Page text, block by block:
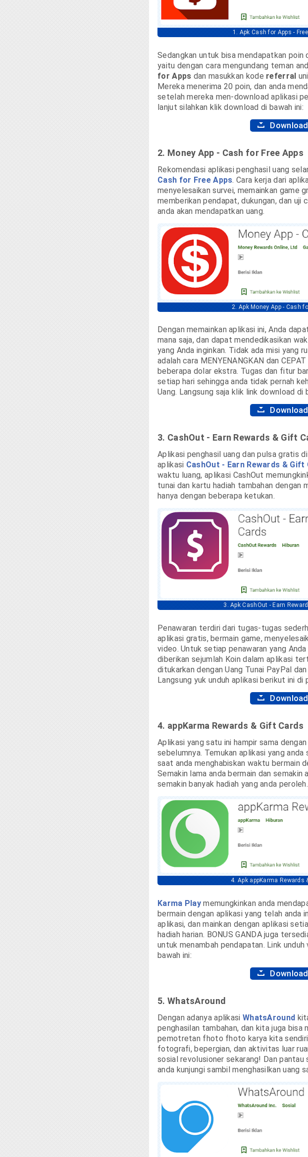
1. Apk Cash for Apps -
Sedangkan untuk bisa mendapatkan
yaitu dengan cara mengundang teman
for Apps dan masukkan kode referral
Mereka menerima 20 poin, dan anda
setelah mereka men-download aplikasi
lanjut silahkan klik download di bawah ini:
Download
2. Money App - Cash for Free Apps
Rekomendasi aplikasi penghasil uang
Cash for Free Apps. Cara kerja dari
menyelesaikan survei, memainkan game
memberikan pendapat, dukungan, dan uji
anda akan mendapatkan uang.
2. Apk Money App - Cash
Dengan memainkan aplikasi ini, Anda
mana saja, dan dapat mendedikasikan
yang Anda inginkan. Tidak ada misi yang
adalah cara MENYENANGKAN dan
beberapa dolar ekstra. Tugas dan fitur
setiap hari sehingga anda tidak pernah
Uang. Langsung saja klik link download di
Download
3. CashOut - Earn Rewards & Gift
Aplikasi penghasil uang dan pulsa gratis
aplikasi CashOut - Earn Rewards & Gift
waktu luang, aplikasi CashOut
tunai dan kartu hadiah tambahan dengan
hanya dengan beberapa ketukan.
3. Apk CashOut - Earn
Penawaran terdiri dari tugas-tugas
aplikasi gratis, bermain game,
video. Untuk setiap penawaran yang
diberikan sejumlah Koin dalam aplikasi
ditukarkan dengan Uang Tunai PayPal
Langsung yuk unduh aplikasi berikut ini di
Download
4. appKarma Rewards & Gift Cards
Aplikasi yang satu ini hampir sama
sebelumnya. Temukan aplikasi yang anda
saat anda menghabiskan waktu bermain
Semakin lama anda bermain dan semakin
semakin banyak hadiah yang anda peroleh.
4. Apk appKarma Rewards
Karma Play memungkinkan anda
bermain dengan aplikasi yang telah anda
aplikasi, dan mainkan dengan aplikasi
hadiah harian. BONUS GANDA juga
untuk menambah pendapatan. Link
bawah ini:
Download
5. WhatsAround
Dengan adanya aplikasi WhatsAround
penghasilan tambahan, dan kita juga bisa
pemotretan fhoto fhoto karya kita
fotografi, bepergian, dan aktivitas luar
sosial revolusioner sekarang! Dan
anda kunjungi sambil menghasilkan uang